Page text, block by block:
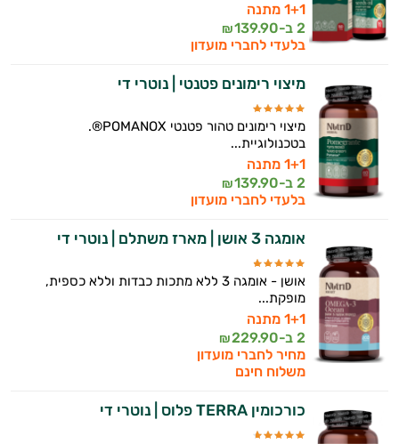
1+1 מתנה
2 ב-
139.90
₪
בלעדי לחברי מועדון
מיצוי רימונים פטנטי | נוטרי די
מיצוי רימונים טהור פטנטי POMANOX®.
בטכנולוגיית...
1+1 מתנה
2 ב-
139.90
₪
בלעדי לחברי מועדון
אומגה 3 אושן | מארז משתלם | נוטרי די
אושן - אומגה 3 ללא מתכות כבדות וללא כספית,
מופקת...
1+1 מתנה
2 ב-
229.90
₪
מחיר לחברי מועדון
משלוח חינם
כורכומין TERRA פלוס | נוטרי די
אני יועץ הבריאות האישי AI של טבע בריא.
וספרות מקצועית בתחומי הרפואה הטבעית
ותזונת הספורט.
אני כאן כדי לעזור לך להתאים את תוספי
התזונה ומוצרי הבריאות המדויקים למטרות
ולמצב הגופני שלך, ולהסביר לך אילו רכיבים
עובדים יחד כדי למקסם תוצאות גם בחיי היום
המטרה שלי היא להתאים עבורך המלצות
אישיות מבוססות מדעית.
זה הזמן להתחיל. איך אוכל לעזור?